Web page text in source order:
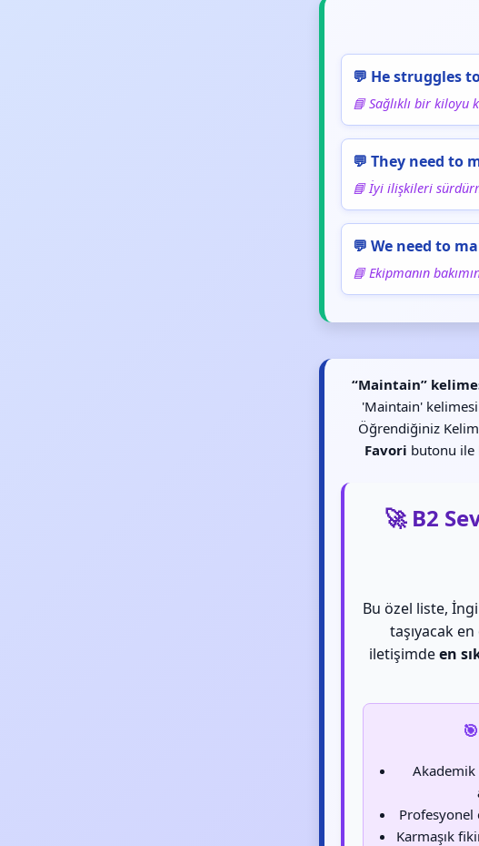
💬 He struggles
📘 Sağlıklı bir kiloyu
💬 They need to
📘 İyi ilişkileri
💬 We need to
📘 Ekipmanın
“Maintain”
'Maintain'
Öğrendiğiniz
Favori butonu ile
🚀 B2
Bu özel liste,
taşıyacak
iletişimdeen
Profesyonel
Karmaşık